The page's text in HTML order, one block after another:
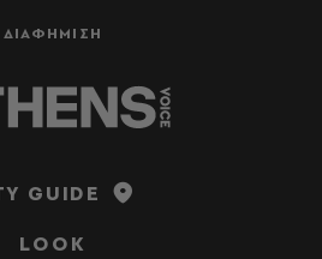
ΔΙΑΦΗΜΙΣΗ
GUIDE
LOOK